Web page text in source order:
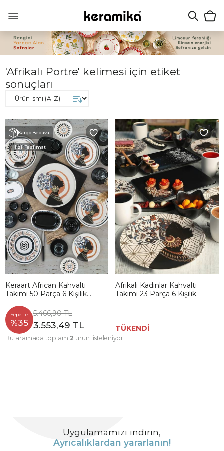
'Afrikalı Portre' kelimesi için etiket
sonuçları
Kargo Bedava
Hızlı Teslimat
Keraart African Kahvaltı
Takımı 50 Parça 6 Kişilik
Sepette
%35
5.466,90 TL
3.553,49 TL
Afrikalı Kadınlar Kahvaltı
Takımı 23 Parça 6 Kişilik
TÜKENDİ
Bu aramada toplam 2 ürün listeleniyor.
Uygulamamızı indirin,
Ayrıcalıklardan yararlanın!